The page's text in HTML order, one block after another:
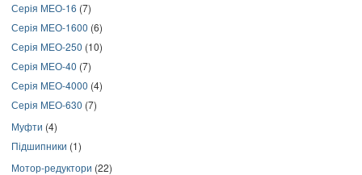
Серія МЕО-16 (7)
Серія МЕО-1600 (6)
Серія МЕО-250 (10)
Серія МЕО-40 (7)
Серія МЕО-4000 (4)
Серія МЕО-630 (7)
Муфти (4)
Підшипники (1)
Мотор-редуктори (22)